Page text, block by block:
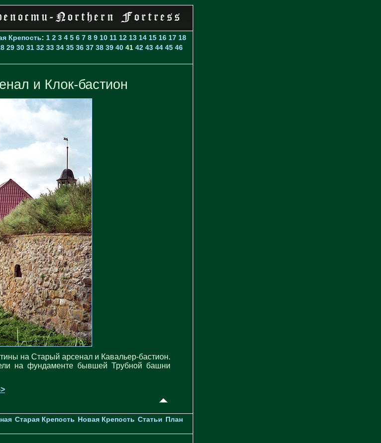
Крепость: 1 2 3 4 5 6 7 8 9 10 11 12 13 14 15 16 17 18
29 30 31 32 33 34 35 36 37 38 39 40 41 42 43 44 45 46
и Клок-бастион
на Старый арсенал и Кавальер-бастион.
на фундаменте бывшей Трубной башни
Старая Крепость Новая Крепость Статьи
План